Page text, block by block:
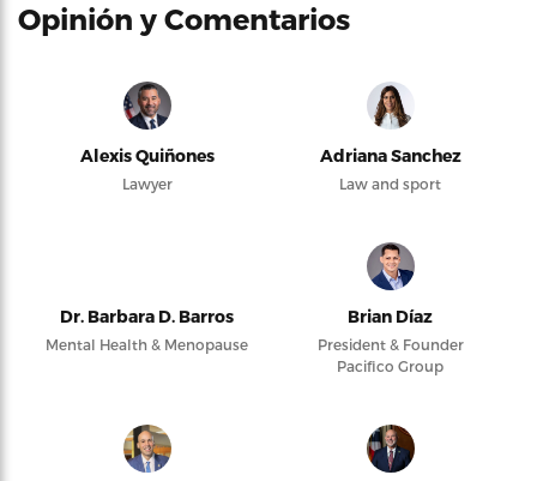
Opinión y Comentarios
Alexis Quiñones
Lawyer
Adriana Sanchez
Law and sport
Dr. Barbara D. Barros
Mental Health & Menopause
Brian Díaz
President & Founder
Pacifico Group